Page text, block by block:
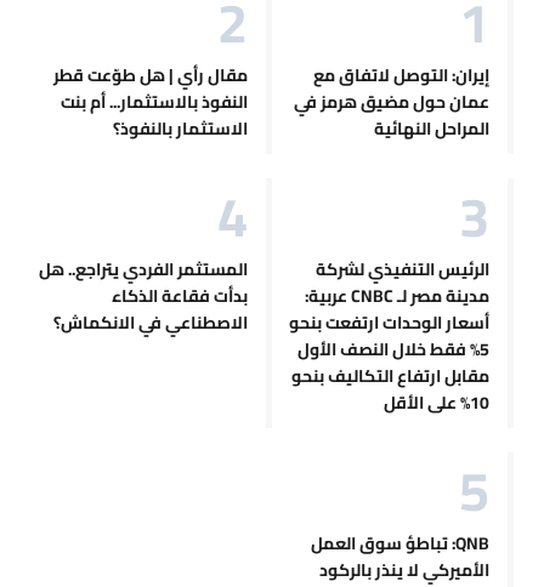
إيران: التوصل لاتفاق مع
عمان حول مضيق هرمز في
المراحل النهائية
مقال رأي | هل طوّعت قطر
النفوذ بالاستثمار... أم بنت
الاستثمار بالنفوذ؟
الرئيس التنفيذي لشركة
مدينة مصر لـ CNBC عربية:
أسعار الوحدات ارتفعت بنحو
5% فقط خلال النصف الأول
مقابل ارتفاع التكاليف بنحو
10% على الأقل
المستثمر الفردي يتراجع.. هل
بدأت فقاعة الذكاء
الاصطناعي في الانكماش؟
QNB: تباطؤ سوق العمل
الأميركي لا ينذر بالركود